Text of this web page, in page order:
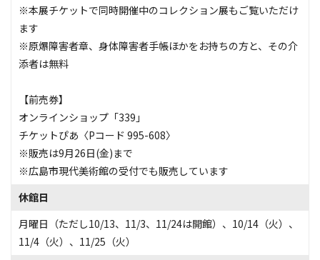
※本展チケットで同時開催中のコレクション展もご覧いただけ
ます
※原爆障害者章、身体障害者手帳ほかをお持ちの方と、その介
添者は無料
【前売券】
オンラインショップ「339」
チケットぴあ〈Pコード 995-608〉
※販売は9月26日(金)まで
※広島市現代美術館の受付でも販売しています
休館日
月曜日（ただし10/13、11/3、11/24は開館）、10/14（火）、
11/4（火）、11/25（火）